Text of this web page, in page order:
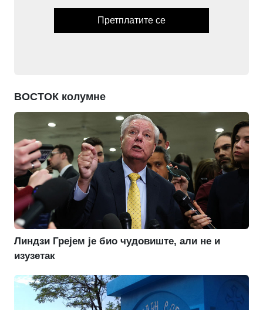
Претплатите се
ВОСТОК колумне
Линдзи Грејем је био чудовиште, али не и
изузетак